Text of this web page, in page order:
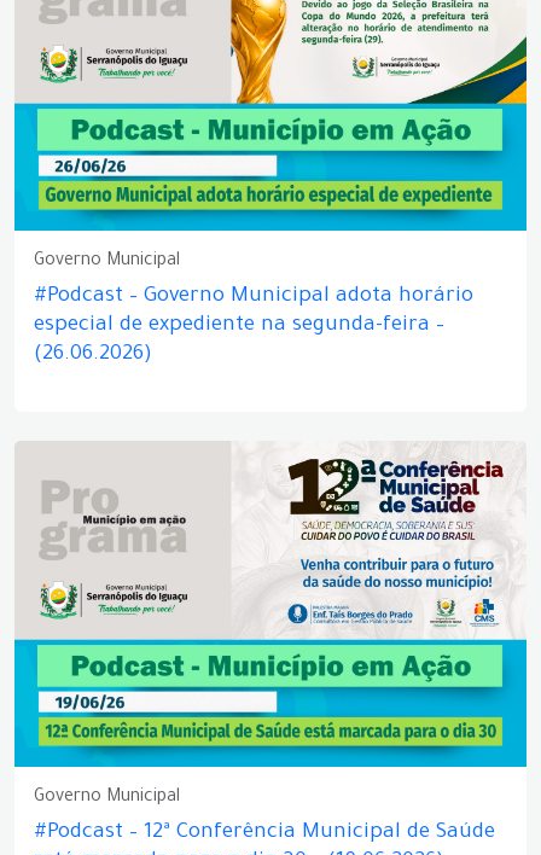
Governo Municipal
#Podcast – Governo Municipal adota horário
especial de expediente na segunda-feira –
(26.06.2026)
Governo Municipal
#Podcast – 12ª Conferência Municipal de Saúde